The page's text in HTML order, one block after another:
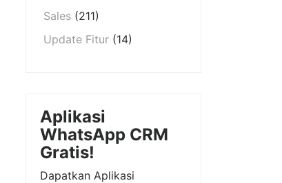
Sales (211)
Update Fitur (14)
Aplikasi
WhatsApp CRM
Gratis!
Dapatkan Aplikasi